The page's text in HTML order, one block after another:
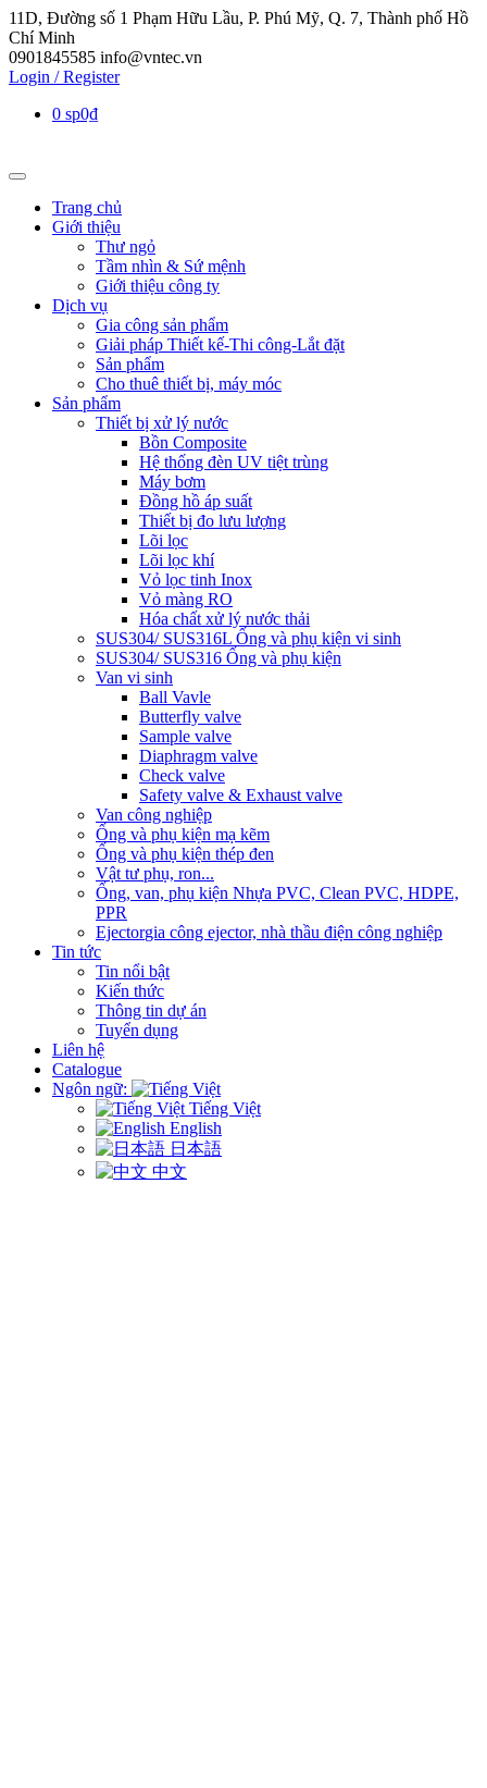
11D, Đường số 1 Phạm Hữu Lầu, P. Phú Mỹ, Q. 7, Thành phố Hồ
Chí Minh
0901845585 info@vntec.vn
Login / Register
0 sp0₫
Trang chủ
Giới thiệu
Thư ngỏ
Tầm nhìn & Sứ mệnh
Giới thiệu công ty
Dịch vụ
Gia công sản phẩm
Giải pháp Thiết kế-Thi công-Lắt đặt
Sản phẩm
Cho thuê thiết bị, máy móc
Sản phẩm
Thiết bị xử lý nước
Bồn Composite
Hệ thống đèn UV tiệt trùng
Máy bơm
Đồng hồ áp suất
Thiết bị đo lưu lượng
Lõi lọc
Lõi lọc khí
Vỏ lọc tinh Inox
Vỏ màng RO
Hóa chất xử lý nước thải
SUS304/ SUS316L Ống và phụ kiện vi sinh
SUS304/ SUS316 Ống và phụ kiện
Van vi sinh
Ball Vavle
Butterfly valve
Sample valve
Diaphragm valve
Check valve
Safety valve & Exhaust valve
Van công nghiệp
Ống và phụ kiện mạ kẽm
Ống và phụ kiện thép đen
Vật tư phụ, ron...
Ống, van, phụ kiện Nhựa PVC, Clean PVC, HDPE,
PPR
Ejectorgia công ejector, nhà thầu điện công nghiệp
Tin tức
Tin nổi bật
Kiến thức
Thông tin dự án
Tuyển dụng
Liên hệ
Catalogue
Ngôn ngữ:
Tiếng Việt
English
日本語
中文